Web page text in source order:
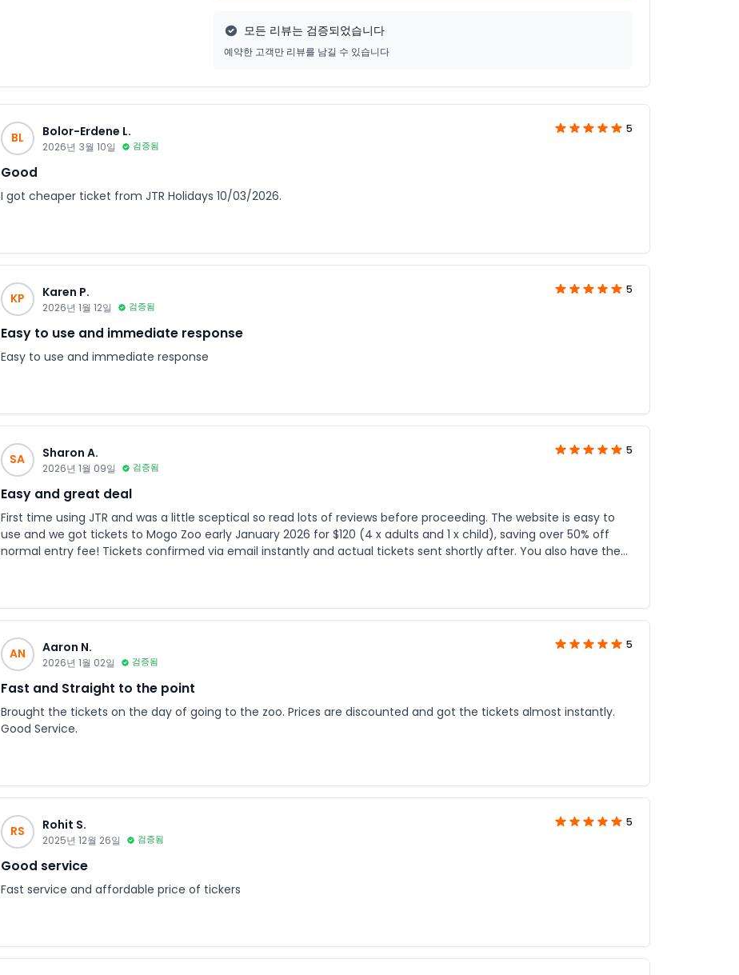
모든 리뷰는 검증되었습니다
예약한 고객만 리뷰를 남길 수 있습니다
BL Bolor-Erdene L.
2026년 3월 10일 검증됨
5
Good
I got cheaper ticket from JTR Holidays 10/03/2026.
KP Karen P.
2026년 1월 12일 검증됨
5
Easy to use and immediate response
Easy to use and immediate response
SA Sharon A.
2026년 1월 09일 검증됨
5
Easy and great deal
First time using JTR and was a little sceptical so read lots of reviews before proceeding. The website is easy to
use and we got tickets to Mogo Zoo early January 2026 for $120 (4 x adults and 1 x child), saving over 50% off
normal entry fee! Tickets confirmed via email instantly and actual tickets sent shortly after. You also have the
AN Aaron N.
2026년 1월 02일 검증됨
5
Fast and Straight to the point
Brought the tickets on the day of going to the zoo. Prices are discounted and got the tickets almost instantly.
Good Service.
RS Rohit S.
2025년 12월 26일 검증됨
5
Good service
Fast service and affordable price of tickers